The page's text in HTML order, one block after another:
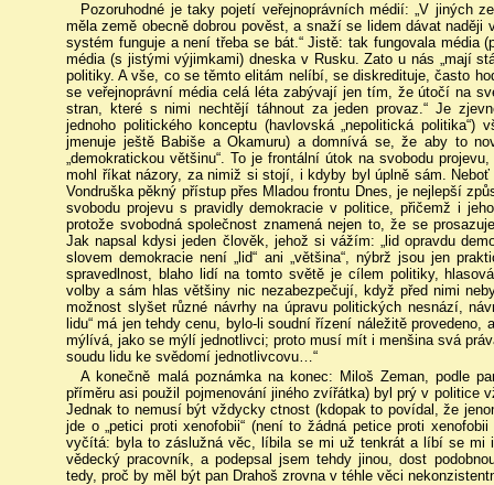
Pozoruhodné je taky pojetí veřejnoprávních médií: „V jiných
měla země obecně dobrou pověst, a snaží se lidem dávat
systém funguje a není třeba se bát.“ Jistě: tak fungovala média
média (s jistými výjimkami) dneska v Rusku. Zato u nás „mají
politiky. A vše, co se těmto elitám nelíbí, se diskredituje, často
se veřejnoprávní média celá léta zabývají jen tím, že útočí na
stran, které s nimi nechtějí táhnout za jeden provaz.“ Je
jednoho politického konceptu (havlovská „nepolitická
jmenuje ještě Babiše a Okamuru) a domnívá se, že aby to
„demokratickou většinu“. To je frontální útok na svobodu
mohl říkat názory, za nimiž si stojí, i kdyby byl úplně sám.
Vondruška pěkný přístup přes Mladou frontu Dnes, je nejlepší
svobodu projevu s pravidly demokracie v politice, přičemž i
protože svobodná společnost znamená nejen to, že se
Jak napsal kdysi jeden člověk, jehož si vážím: „lid opravdu
slovem demokracie není „lid“ ani „většina“, nýbrž jsou jen
spravedlnost, blaho lidí na tomto světě je cílem politiky,
volby a sám hlas většiny nic nezabezpečují, když před nimi
možnost slyšet různé návrhy na úpravu politických nesnází,
lidu“ má jen tehdy cenu, bylo-li soudní řízení náležitě
mýlívá, jako se mýlí jednotlivci; proto musí mít i menšina svá
soudu lidu ke svědomí jednotlivcovu…“
A konečně malá poznámka na konec: Miloš Zeman, podle
příměru asi použil pojmenování jiného zvířátka) byl prý v politice
Jednak to nemusí být vždycky ctnost (kdopak to povídal, že
jde o „petici proti xenofobii“ (není to žádná petice proti
vyčítá: byla to záslužná věc, líbila se mi už tenkrát a líbí se mi
vědecký pracovník, a podepsal jsem tehdy jinou, dost
tedy, proč by měl být pan Drahoš zrovna v téhle věci